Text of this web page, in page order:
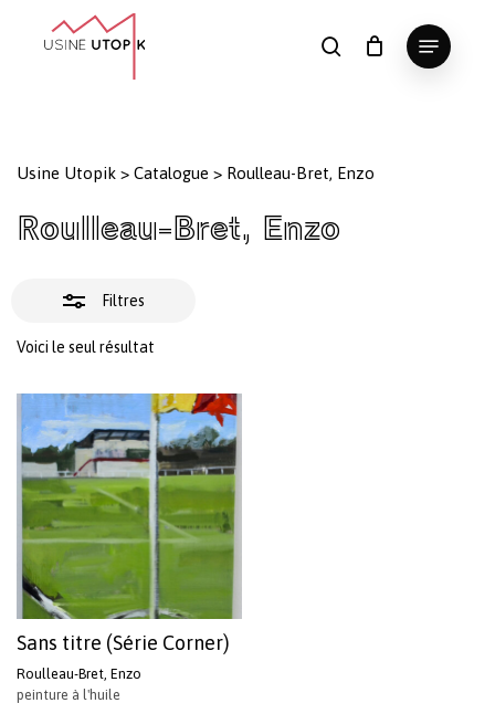
search
Menu
Panier Fermer
le
Usine Utopik > Catalogue > Roulleau-Bret, Enzo
Roulleau-Bret, Enzo
Filtres
Voici le seul résultat
Fermer
les
Sans titre (Série Corner)
Roulleau-Bret, Enzo
peinture à l'huile
Close